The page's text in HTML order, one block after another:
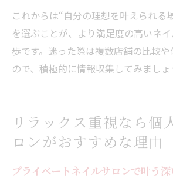
これからは“自分の理想を叶えられる
を選ぶことが、より満足度の高いネ
歩です。迷った際は複数店舗の比較
ので、積極的に情報収集してみましょ
リラックス重視なら個
ロンがおすすめな理由
プライベートネイルサロンで叶う